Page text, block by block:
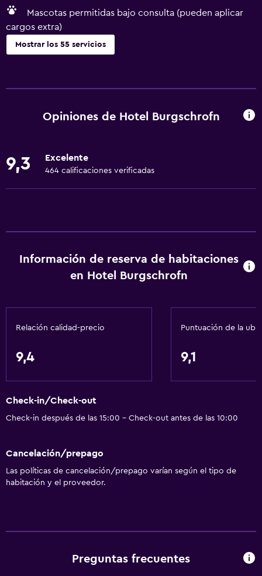
Mascotas permitidas bajo consulta (pueden aplicar
cargos extra)
Mostrar los 55 servicios
Habitaciones familiares
Insonorización
Bodega de esquí
Espacio de almacenamiento
Servicios y facilidades
Cajero automático/banco
Venta de pases de esquí
Check-out exprés
Servicios básicos
Wifi gratis
Extinguidor
Opiniones de Hotel Burgschrofn
9,3 Excelente
464 calificaciones verificadas
Información de reserva de habitaciones
en Hotel Burgschrofn
Relación calidad-precio
9,4
Puntuación de la
9,1
Check-in/Check-out
Check-in después de las 15:00 - Check-out antes de las 10:00
Cancelación/prepago
Las políticas de cancelación/prepago varían según el tipo de
habitación y el proveedor.
Preguntas frecuentes